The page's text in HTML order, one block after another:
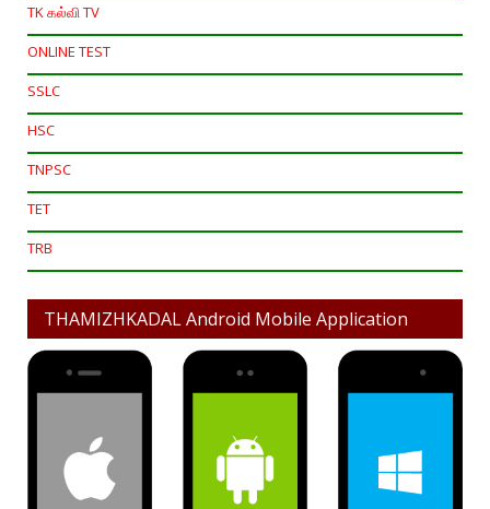
TK கல்வி TV
ONLINE TEST
SSLC
HSC
TNPSC
TET
TRB
THAMIZHKADAL Android Mobile Application